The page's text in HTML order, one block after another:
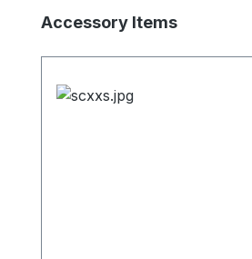
Produktgalerie überspringen
Accessory Items